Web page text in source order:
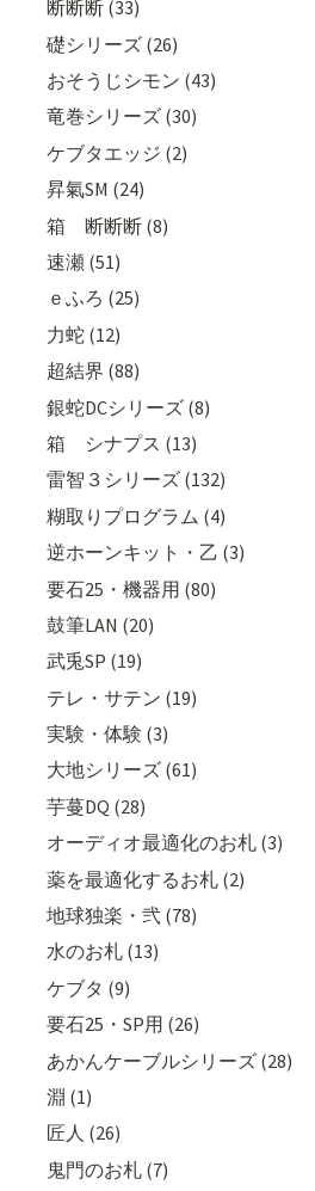
断断断 (33)
礎シリーズ (26)
おそうじシモン (43)
竜巻シリーズ (30)
ケブタエッジ (2)
昇氣SM (24)
箱 断断断 (8)
速瀬 (51)
ｅふろ (25)
力蛇 (12)
超結界 (88)
銀蛇DCシリーズ (8)
箱 シナプス (13)
雷智３シリーズ (132)
糊取りプログラム (4)
逆ホーンキット・乙 (3)
要石25・機器用 (80)
鼓筆LAN (20)
武兎SP (19)
テレ・サテン (19)
実験・体験 (3)
大地シリーズ (61)
芋蔓DQ (28)
オーディオ最適化のお札 (3)
薬を最適化するお札 (2)
地球独楽・弐 (78)
水のお札 (13)
ケブタ (9)
要石25・SP用 (26)
あかんケーブルシリーズ (28)
淵 (1)
匠人 (26)
鬼門のお札 (7)